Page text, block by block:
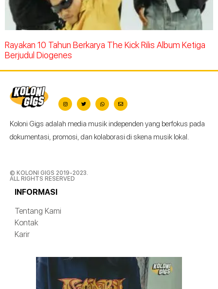
Rayakan 10 Tahun Berkarya The Kick Rilis Album Ketiga
Berjudul Diogenes
Koloni Gigs adalah media musik independen yang berfokus pada
dokumentasi, promosi, dan kolaborasi di skena musik lokal.
© KOLONI GIGS 2019-2023.
ALL RIGHTS RESERVED
INFORMASI
Tentang Kami
Kontak
Karir